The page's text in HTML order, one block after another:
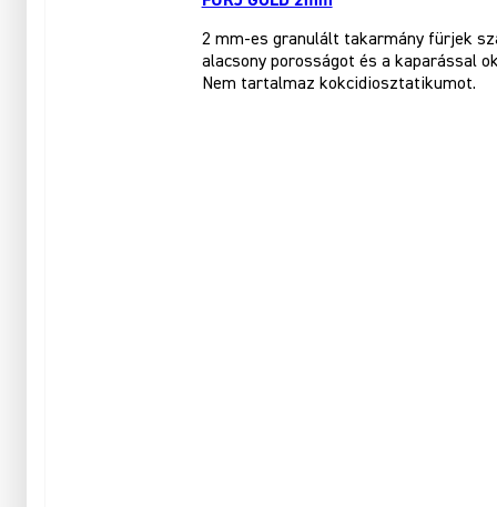
2 mm-es granulált takarmány fürjek
alacsony porosságot és a kaparással
Nem tartalmaz kokcidiosztatikumot.